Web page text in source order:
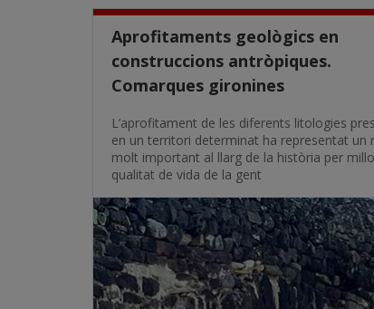
Aprofitaments geològics en
construccions antròpiques.
Comarques gironines
L’aprofitament de les diferents litologies
en un territori determinat ha representat un
molt important al llarg de la història per
qualitat de vida de la gent